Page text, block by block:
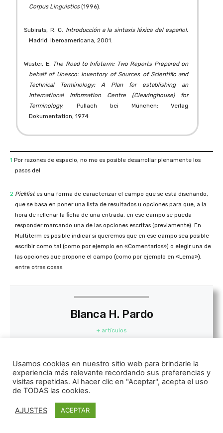
Corpus Linguistics(1996).
Subirats, R. C. Introducción a la sintaxis léxica del español.
Madrid: Iberoamericana, 2001.
Wüster, E. The Road to Infoterm: Two Reports Prepared on
behalf of Unesco: Inventory of Sources of Scientific and
Technical Terminology: A Plan for establishing an
International Information Centre (Clearinghouse) for
Terminology. Pullach bei München: Verlag
Dokumentation, 1974
1 Por razones de espacio, no me es posible desarrollar plenamente los
pasos del
2 Picklistes una forma de caracterizar el campo que se está diseñando,
que se basa en poner una lista de resultados u opciones para que, a la
hora de rellenar la ficha de una entrada, en ese campo se pueda
responder marcando una de las opciones escritas (previamente). En
Multiterm es posible indicar si queremos que en ese campo sea posible
escribir como tal (como por ejemplo en «Comentarios») o elegir una de
las opciones que propone el campo (como por ejemplo en «Lema»),
entre otras cosas.
Blanca H. Pardo
+ artículos
Médica. Trabaja como traductora autónoma EN/FR>ES y es
gestora de proyectos en Blink Translations. Se licenció en
Traducción e Interpretación por la Universidad Pontificia
Traducción Médico-Sanitaria por la Universitat Jaume I.
Usamos cookies en nuestro sitio web para brindarle la
experiencia más relevante recordando sus preferencias y
visitas repetidas. Al hacer clic en "Aceptar", acepta el uso
de TODAS las cookies.
AJUSTES ACEPTAR